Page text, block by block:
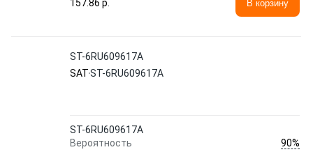
157.86 p.
В корзину
ST-6RU609617A
SATST-6RU609617A
ST-6RU609617A
Вероятность
90%